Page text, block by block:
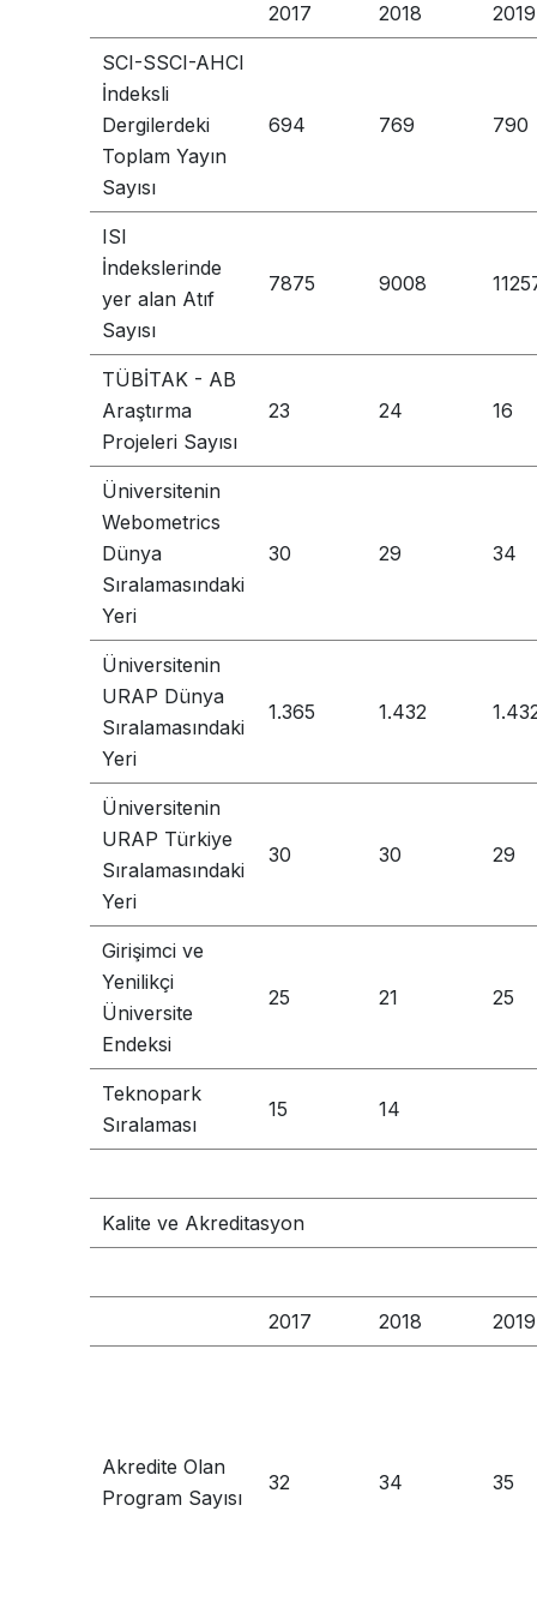
2017 2018 2019
SCI-SSCI-AHCI
İndeksli
Dergilerdeki
Toplam Yayın
Sayısı
694 769 790
ISI
İndekslerinde
yer alan Atıf
Sayısı
7875 9008
TÜBİTAK - AB
Araştırma
Projeleri Sayısı
23 24 16
Üniversitenin
Webometrics
Dünya
Sıralamasındaki
Yeri
30 29 34
Üniversitenin
URAP Dünya
Sıralamasındaki
Yeri
1.365 1.432
Üniversitenin
URAP Türkiye
Sıralamasındaki
Yeri
30 30 29
Girişimci ve
Yenilikçi
Üniversite
Endeksi
25 21 25
Teknopark
Sıralaması
15 14
Kalite ve Akreditasyon
2017 2018 2019
Akredite Olan
Program Sayısı
32 34 35